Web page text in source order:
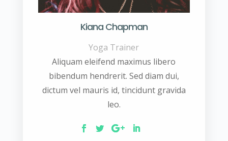
Kiana Chapman
Yoga Trainer
Aliquam eleifend maximus libero
bibendum hendrerit. Sed diam dui,
dictum vel mauris id, tincidunt gravida
leo.